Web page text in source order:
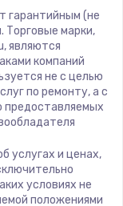
гарантийным (не
Торговые марки,
являются
компаний
не с целью
по ремонту, а с
предоставляемых
услугах и ценах,
условиях не
положениями